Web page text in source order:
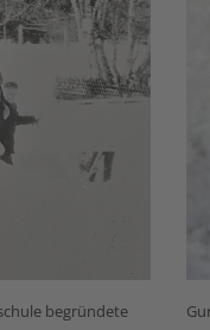
begründete